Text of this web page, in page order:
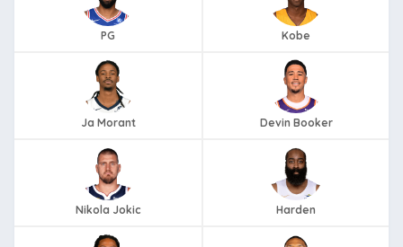
PG Kobe
Ja Morant Devin Booker
Nikola Jokic Harden